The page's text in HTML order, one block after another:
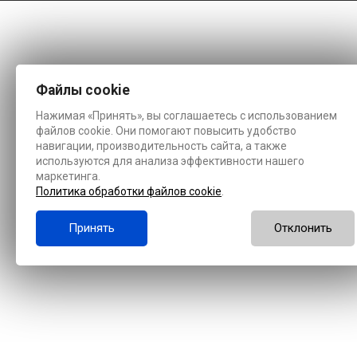
Файлы cookie
Нажимая «Принять», вы соглашаетесь с использованием
файлов cookie. Они помогают повысить удобство
навигации, производительность сайта, а также
используются для анализа эффективности нашего
маркетинга.
Политика обработки файлов cookie
Принять Отклонить